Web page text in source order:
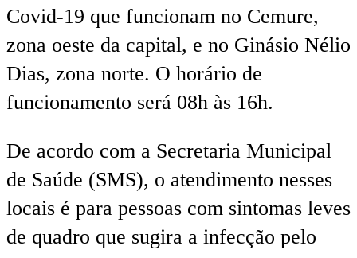
Covid-19 que funcionam no Cemure,
zona oeste da capital, e no Ginásio Nélio
Dias, zona norte. O horário de
funcionamento será 08h às 16h.
De acordo com a Secretaria Municipal
de Saúde (SMS), o atendimento nesses
locais é para pessoas com sintomas leves
de quadro que sugira a infecção pelo